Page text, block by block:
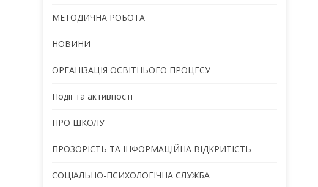
МЕТОДИЧНА РОБОТА
НОВИНИ
ОРГАНІЗАЦІЯ ОСВІТНЬОГО ПРОЦЕСУ
Події та активності
ПРО ШКОЛУ
ПРОЗОРІСТЬ ТА ІНФОРМАЦІЙНА ВІДКРИТІСТЬ
СОЦІАЛЬНО-ПСИХОЛОГІЧНА СЛУЖБА